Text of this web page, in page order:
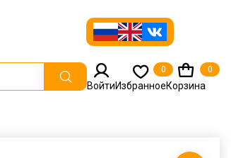
ВойтиИзбранное
0
Корзина
0